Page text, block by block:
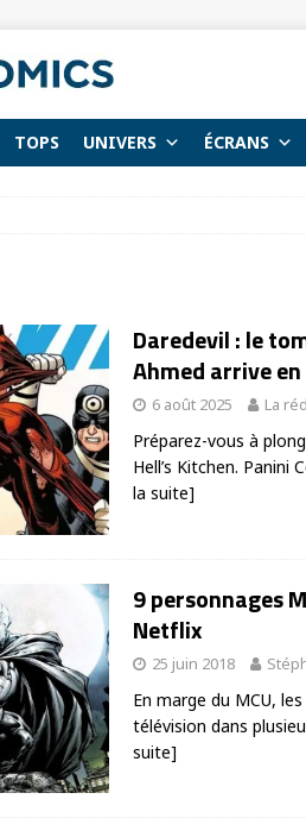
TOPS UNIVERS ÉCRANS
Daredevil : le
Ahmed arrive
6 août 2025 La
Préparez-vous à
Hell’s Kitchen.
la suite]
9 personnages
Netflix
25 juin 2018
En marge du MCU,
télévision dans
suite]